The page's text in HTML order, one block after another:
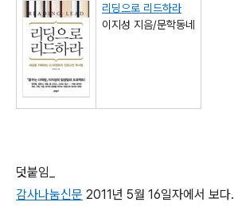
리딩으로 리드하라
이지성 지음/문학동네
덧붙임_
감사나눔신문 2011년 5월 16일자에서 보다.